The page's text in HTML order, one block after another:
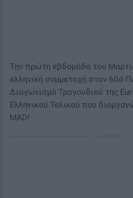
Tην πρώτη εβδομάδα του
ελληνική συμμετοχή στον 60ό
Διαγωνισμό Τραγουδιού της
Ελληνικού Τελικού που
MAD!